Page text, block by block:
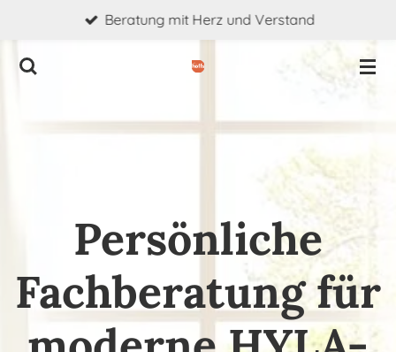
springen
Beratung mit Herz und Verstand
Persönliche
Fachberatung für